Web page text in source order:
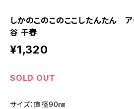
しかのこのこのここしたんたん
谷 千春
¥1,320
SOLD OUT
サイズ：直径90㎜